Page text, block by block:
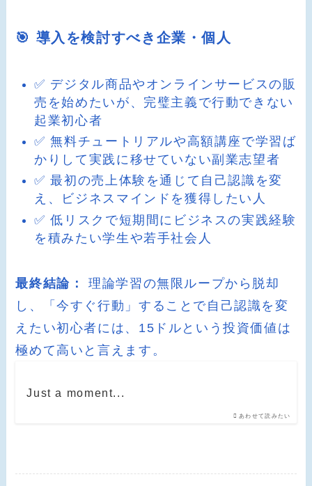
🎯 導入を検討すべき企業・個人
✅ デジタル商品やオンラインサービスの販
売を始めたいが、完璧主義で行動できない
起業初心者
✅ 無料チュートリアルや高額講座で学習ば
かりして実践に移せていない副業志望者
✅ 最初の売上体験を通じて自己認識を変
え、ビジネスマインドを獲得したい人
✅ 低リスクで短期間にビジネスの実践経験
を積みたい学生や若手社会人
最終結論：
理論学習の無限ループから脱却
し、「今すぐ行動」することで自己認識を変
えたい初心者には、15ドルという投資価値は
極めて高いと言えます。
あわせて読みたい
Just a moment...